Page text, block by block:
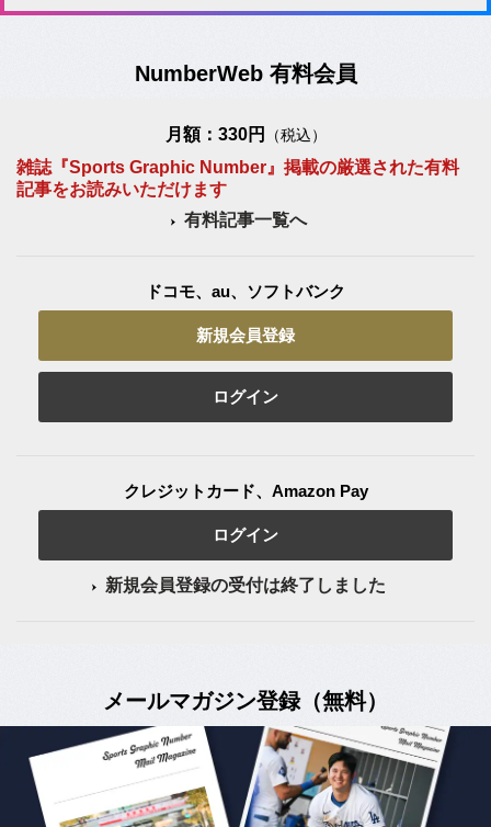
NumberWeb 有料会員
月額：330円 （税込）
雑誌『Sports Graphic Number』掲載の厳選された有料
記事をお読みいただけます
有料記事一覧へ
ドコモ、au、ソフトバンク
新規会員登録
ログイン
クレジットカード、Amazon Pay
ログイン
新規会員登録の受付は終了しました
メールマガジン登録（無料）